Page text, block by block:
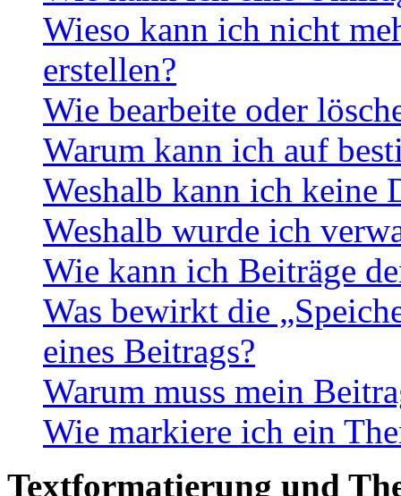
Wieso kann ich nicht
erstellen?
Wie bearbeite oder
Warum kann ich auf
Weshalb kann ich keine
Weshalb wurde ich
Wie kann ich Beiträge
Was bewirkt die
eines Beitrags?
Warum muss mein
Wie markiere ich ein
Textformatierung und